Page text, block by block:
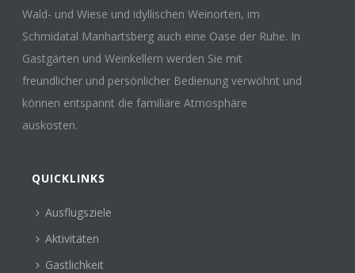
Wald- und Wiese und idyllischen Weinorten, im
Schmidatal Manhartsberg auch eine Oase der Ruhe. In
Gastgärten und Weinkellern werden Sie mit
freundlicher und persönlicher Bedienung verwöhnt und
können entspannt die familiäre Atmosphäre
auskosten.
QUICKLINKS
Ausflugsziele
Aktivitäten
Gastlichkeit